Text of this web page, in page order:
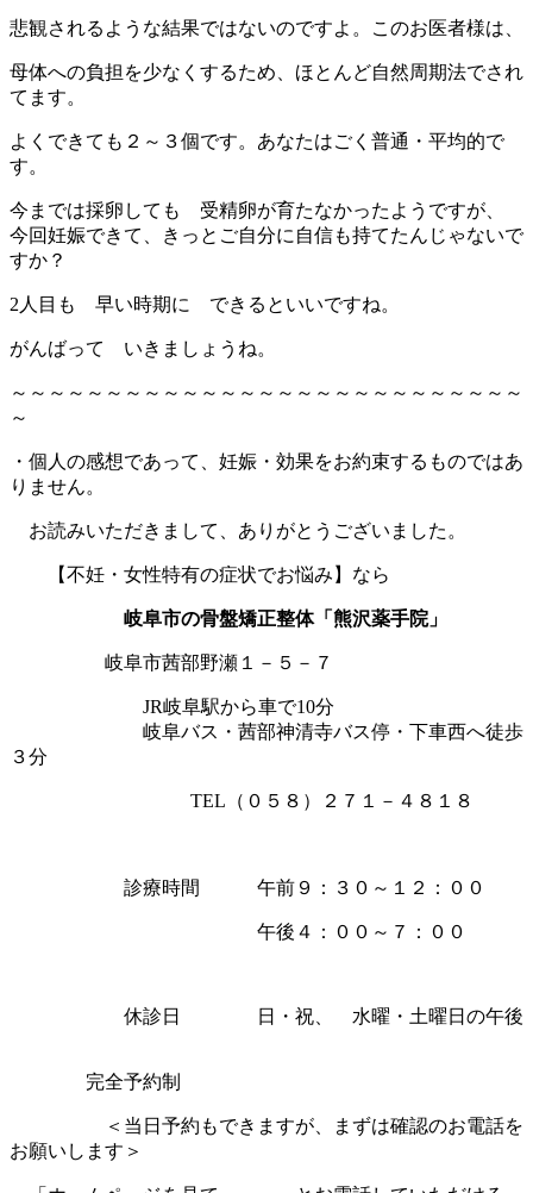
悲観されるような結果ではないのですよ。このお医者様は、
母体への負担を少なくするため、ほとんど自然周期法でされ
てます。
よくできても２～３個です。あなたはごく普通・平均的で
す。
今までは採卵しても 受精卵が育たなかったようですが、
今回妊娠できて、きっとご自分に自信も持てたんじゃないで
すか？
2人目も 早い時期に できるといいですね。
がんばって いきましょうね。
～～～～～～～～～～～～～～～～～～～～～～～～～～～
～
・個人の感想であって、妊娠・効果をお約束するものではあ
りません。
お読みいただきまして、ありがとうございました。
【不妊・女性特有の症状でお悩み】なら
岐阜市の骨盤矯正整体「熊沢薬手院」
岐阜市茜部野瀬１－５－７
JR岐阜駅から車で10分
岐阜バス・茜部神清寺バス停・下車西へ徒歩
３分
TEL（０５８）２７１－４８１８
診療時間 午前９：３０～１２：００
午後４：００～７：００
休診日 日・祝、 水曜・土曜日の午後
完全予約制
＜当日予約もできますが、まずは確認のお電話を
お願いします＞